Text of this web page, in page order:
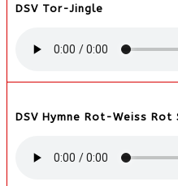
DSV Tor-Jingle
DSV Hymne Rot-Weiss Rot